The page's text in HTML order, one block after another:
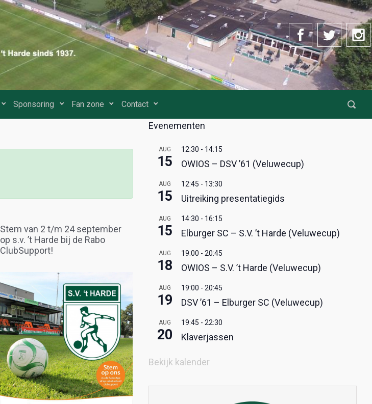
Sponsoring Fan zone Contact
Stem van 2 t/m 24 september
op s.v. ’t Harde bij de Rabo
ClubSupport!
Evenementen
AUG
15
12:30 - 14:15
OWIOS – DSV ’61 (Veluwecup)
AUG
15
12:45 - 13:30
Uitreiking presentatiegids
AUG
15
14:30 - 16:15
Elburger SC – S.V. ’t Harde (Veluwecup)
AUG
18
19:00 - 20:45
OWIOS – S.V. ’t Harde (Veluwecup)
AUG
19
19:00 - 20:45
DSV ’61 – Elburger SC (Veluwecup)
AUG
20
19:45 - 22:30
Klaverjassen
Bekijk kalender